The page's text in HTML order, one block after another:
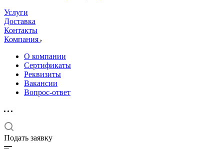
Услуги
Доставка
Контакты
Компания
О компании
Сертификаты
Реквизиты
Вакансии
Вопрос-ответ
Подать заявку